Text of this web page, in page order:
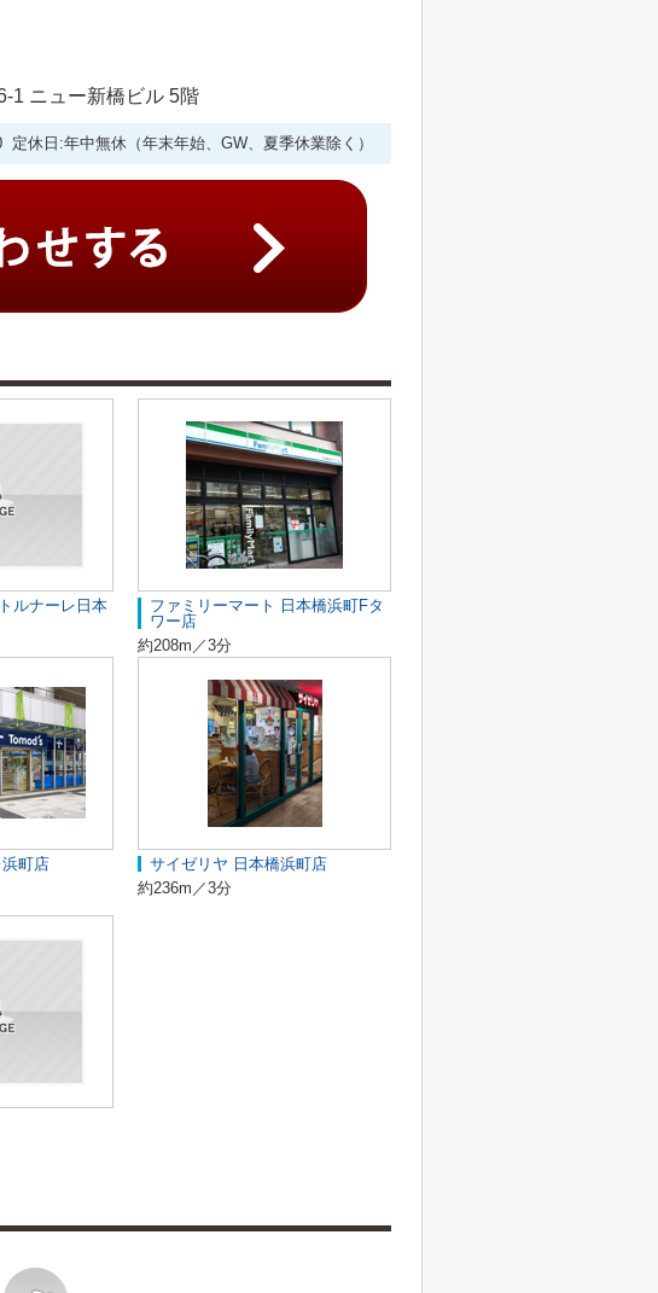
1 ニュー新橋ビル 5階
定休日:年中無休（年末年始、GW、夏季休業除く）
ルナーレ日本
ファミリーマート 日本橋浜町Fタ
ワー店
約208m／3分
浜町店
サイゼリヤ 日本橋浜町店
約236m／3分